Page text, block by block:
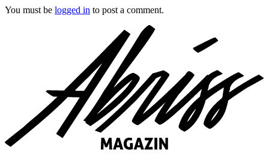
You must be logged in to post a comment.